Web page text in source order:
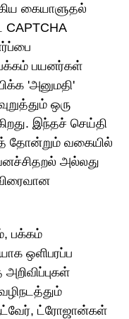
கையாளுதல்
CAPTCHA
பயனர்கள்
'அனுமதி'
ஒரு
இந்தச் செய்தி
தோன்றும் வகையில்
அல்லது
பக்கம்
ஒளிபரப்ப
ட்ரோஜான்கள்